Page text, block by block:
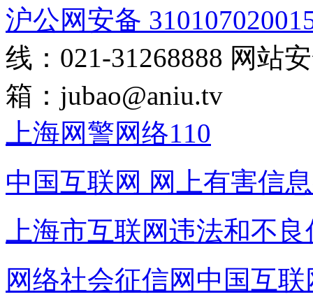
沪公网安备
线：021-31268888 网站
箱： jubao@aniu.tv
上海网警网络110
中国互联网 网上有害信
上海市互联网违法和不
网络社会征信网 中国互